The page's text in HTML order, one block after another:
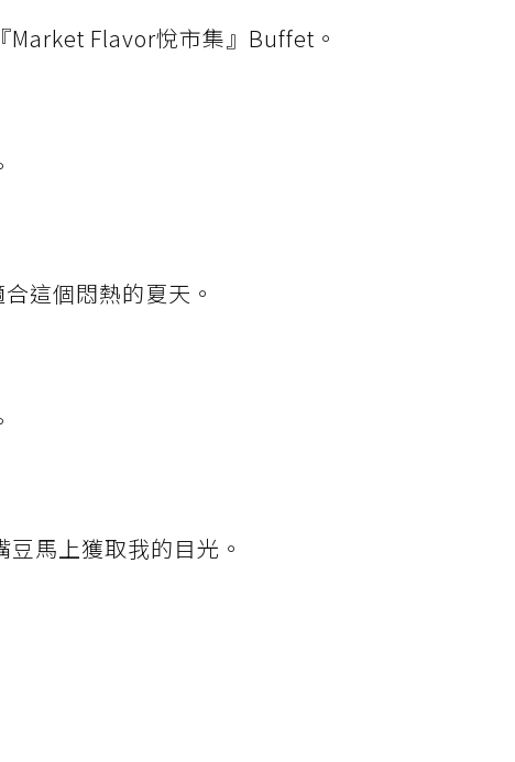
Market Flavor悅市集』Buffet。
這個悶熱的夏天。
馬上獲取我的目光。